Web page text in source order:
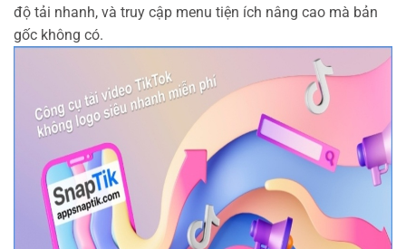
độ tải nhanh, và truy cập menu tiện ích nâng cao mà bản
gốc không có.